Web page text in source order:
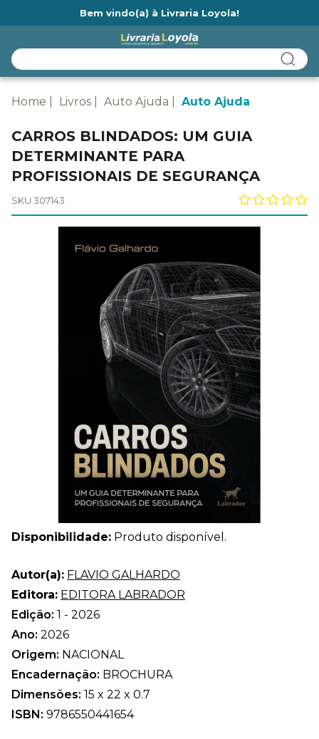
Bem vindo(a) à Livraria Loyola!
Home Livros Auto Ajuda Auto Ajuda
CARROS BLINDADOS: UM GUIA
DETERMINANTE PARA
PROFISSIONAIS DE SEGURANÇA
SKU 307143
Disponibilidade: Produto disponível.
Autor(a): FLAVIO GALHARDO
Editora: EDITORA LABRADOR
Edição: 1 - 2026
Ano: 2026
Origem: NACIONAL
Encadernação: BROCHURA
Dimensões: 15 x 22 x 0.7
ISBN: 9786550441654